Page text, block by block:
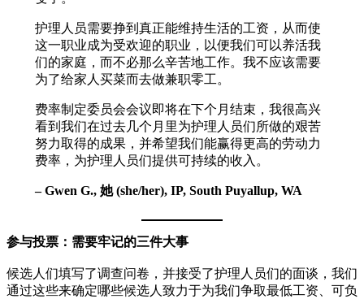
护理人员需要挣到真正能维持生活的工资，从而使
这一职业成为受欢迎的职业，以便我们可以养活我
们的家庭，而不必那么辛苦地工作。我不应该需要
为了给家人买菜而去做兼职零工。
费率制定委员会会议即将在下个月结束，我很高兴
看到我们在过去几个月里为护理人员们所做的艰苦
努力取得的成果，并希望我们能赢得更高的劳动力
费率，为护理人员们提供可持续的收入。
– Gwen G., 她 (she/her), IP, South Puyallup, WA
参与投票：需要牢记的三件大事
候选人们填写了调查问卷，并接受了护理人员们的面谈，我们
通过这些来确定哪些候选人致力于为我们争取最低工资、可负